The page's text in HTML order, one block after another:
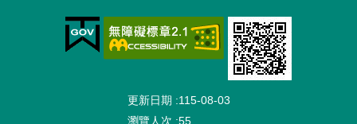
更新日期
115-08-03
瀏覽人次 55